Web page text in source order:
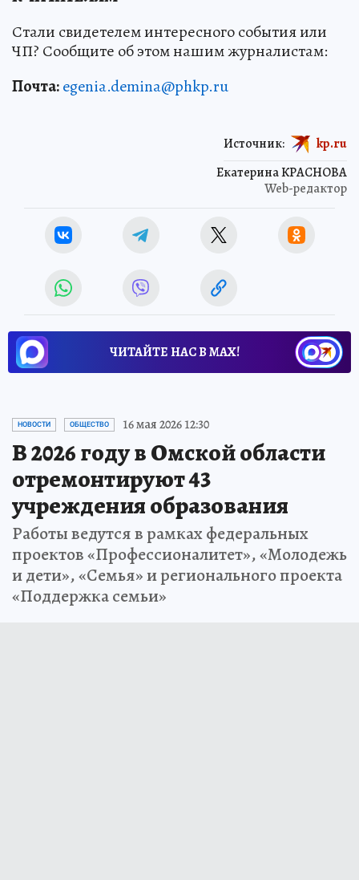
Стали свидетелем интересного события или
ЧП? Сообщите об этом нашим журналистам:
Почта:egenia.demina@phkp.ru
Екатерина КРАСНОВА
Web-редактор
Источник: kp.ru
ЧИТАЙТЕ НАС В МАХ!
НОВОСТИ ОБЩЕСТВО 16 мая 2026 12:30
В 2026 году в Омской области
отремонтируют 43
учреждения образования
Работы ведутся в рамках федеральных
проектов «Профессионалитет», «Молодежь
и дети», «Семья» и регионального проекта
«Поддержка семьи»